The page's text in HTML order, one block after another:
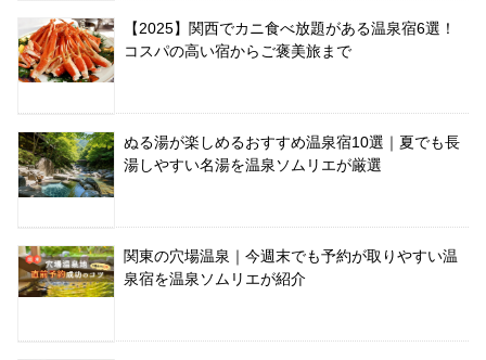
【2025】関西でカニ食べ放題がある温泉宿6選！
コスパの高い宿からご褒美旅まで
ぬる湯が楽しめるおすすめ温泉宿10選｜夏でも長
湯しやすい名湯を温泉ソムリエが厳選
関東の穴場温泉｜今週末でも予約が取りやすい温
泉宿を温泉ソムリエが紹介